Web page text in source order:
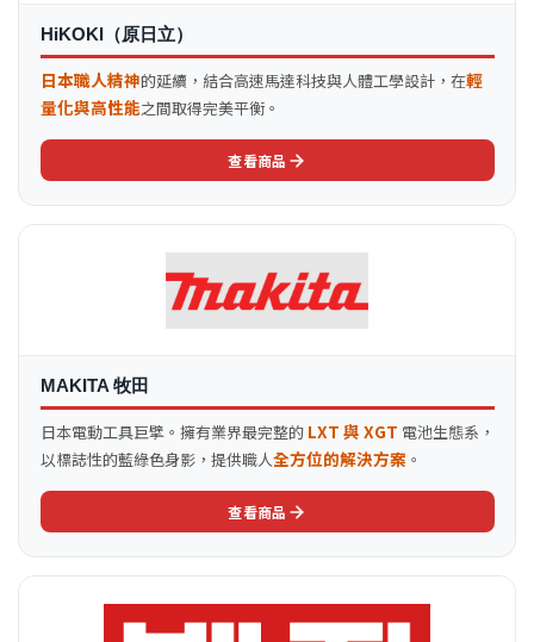
HiKOKI（原日立）
日本職人精神的延續，結合高速馬達科技與人體工學設計，在輕
量化與高性能之間取得完美平衡。
查看商品
MAKITA 牧田
日本電動工具巨擘。擁有業界最完整的 LXT 與 XGT 電池生態系，
以標誌性的藍綠色身影，提供職人全方位的解決方案 。
查看商品